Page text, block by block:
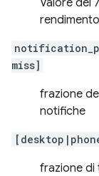
Valore del
miss]
frazione
notifiche
frazione